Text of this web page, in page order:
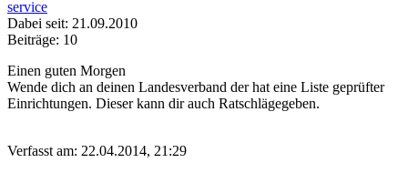
service
Dabei seit: 21.09.2010
Beiträge: 10
Einen guten Morgen
Wende dich an deinen Landesverband der hat eine Liste geprüfter
Einrichtungen. Dieser kann dir auch Ratschlägegeben.
Verfasst am: 22.04.2014, 21:29